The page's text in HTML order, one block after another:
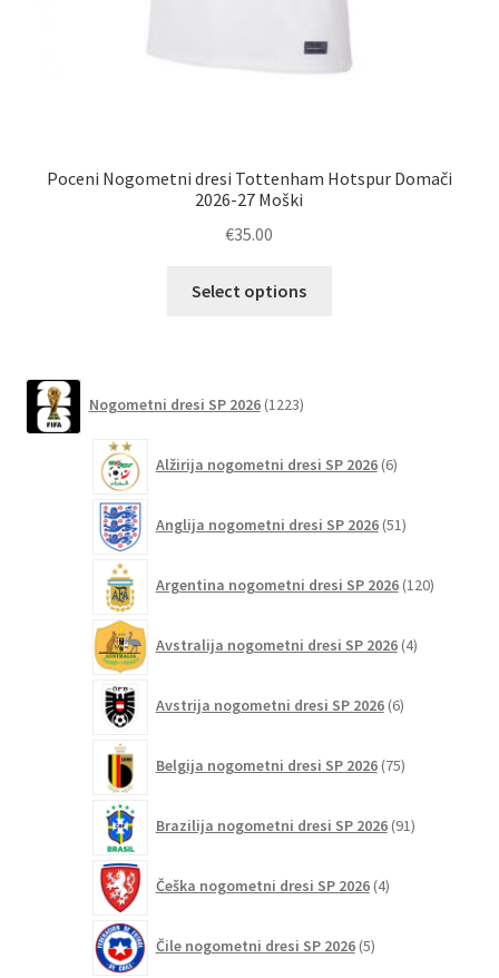
Poceni Nogometni dresi Tottenham Hotspur Domači
2026-27 Moški
€35.00
Select options
izberete
strani
Nogometni dresi SP 2026 1223izdelkov
Alžirija nogometni dresi SP 2026 6izdelkov
Anglija nogometni dresi SP 2026 51izdelkov
Argentina nogometni dresi SP 2026 120izdelkov
Avstralija nogometni dresi SP 2026 4izdelki
Avstrija nogometni dresi SP 2026 6izdelkov
Belgija nogometni dresi SP 2026 75izdelkov
Brazilija nogometni dresi SP 2026 91izdelkov
Češka nogometni dresi SP 2026 4izdelki
Čile nogometni dresi SP 2026 5izdelkov